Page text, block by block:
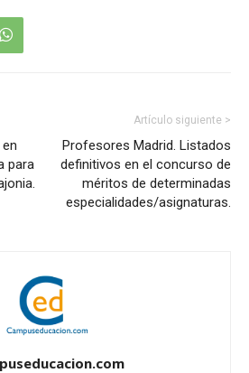
para
Artículo siguiente >
Profesores Madrid. Listados
definitivos en el concurso de
méritos de determinadas
especialidades/asignaturas.